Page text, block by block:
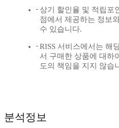
상기 할인율 및 적립포
점에서 제공하는 정보
수 있습니다.
RISS 서비스에서는 해
서 구매한 상품에 대하
도의 책임을 지지 않습
분석정보